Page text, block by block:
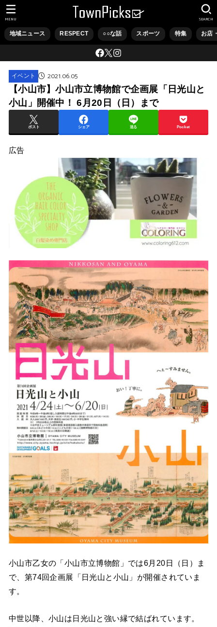
地域ニュース RESPECT ○○な話 スポーツ 特集 お店
SEARCH
MENU
イベント 2021.06.05
【小山市】小山市立博物館で企画展「日光山と
小山」開催中！ 6月20日（日）まで
ポスト シェア 送る Pocket
広告
小山市乙女の「小山市立博物館」では6月20日（日）ま
で、第74回企画展「日光山と小山」が開催されていま
す。
中世以降、小山は日光山と強い縁で結ばれています。